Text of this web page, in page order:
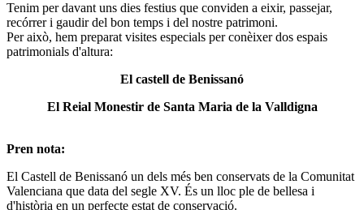
Tenim per davant uns dies festius que conviden a eixir, passejar,
recórrer i gaudir del bon temps i del nostre patrimoni.
Per això, hem preparat visites especials per conèixer dos espais
patrimonials d'altura:
El castell de Benissanó
El Reial Monestir de Santa Maria de la Valldigna
Pren nota:
El Castell de Benissanó un dels més ben conservats de la Comunitat
Valenciana que data del segle XV. És un lloc ple de bellesa i
d'història en un perfecte estat de conservació.